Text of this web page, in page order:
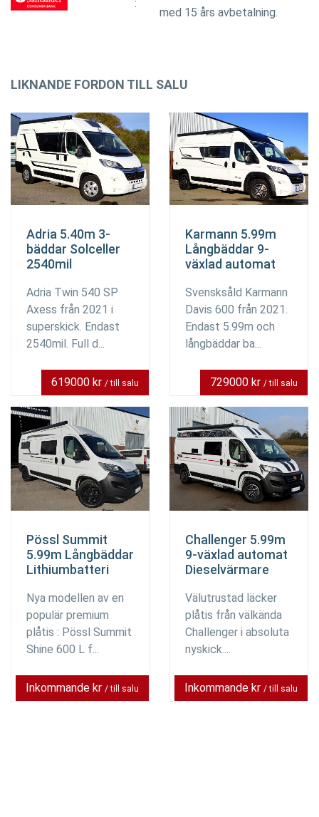
med 15 års avbetalning.
LIKNANDE FORDON TILL SALU
Adria 5.40m 3-
bäddar Solceller
2540mil
Adria Twin 540 SP
Axess från 2021 i
superskick. Endast
2540mil. Full d...
619000 kr / till salu
Karmann 5.99m
Långbäddar 9-
växlad automat
Svensksåld Karmann
Davis 600 från 2021.
Endast 5.99m och
långbäddar ba...
729000 kr / till salu
Pössl Summit
5.99m Långbäddar
Lithiumbatteri
Nya modellen av en
populär premium
plåtis : Pössl Summit
Shine 600 L f...
Inkommande kr / till salu
Challenger 5.99m
9-växlad automat
Dieselvärmare
Välutrustad läcker
plåtis från välkända
Challenger i absoluta
nyskick....
Inkommande kr / till salu